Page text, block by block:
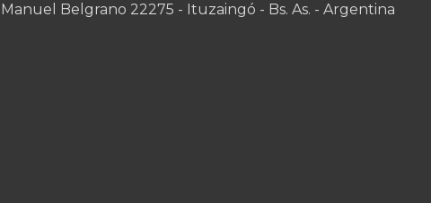
Manuel Belgrano 22275 - Ituzaingó - Bs. As. - Argentina